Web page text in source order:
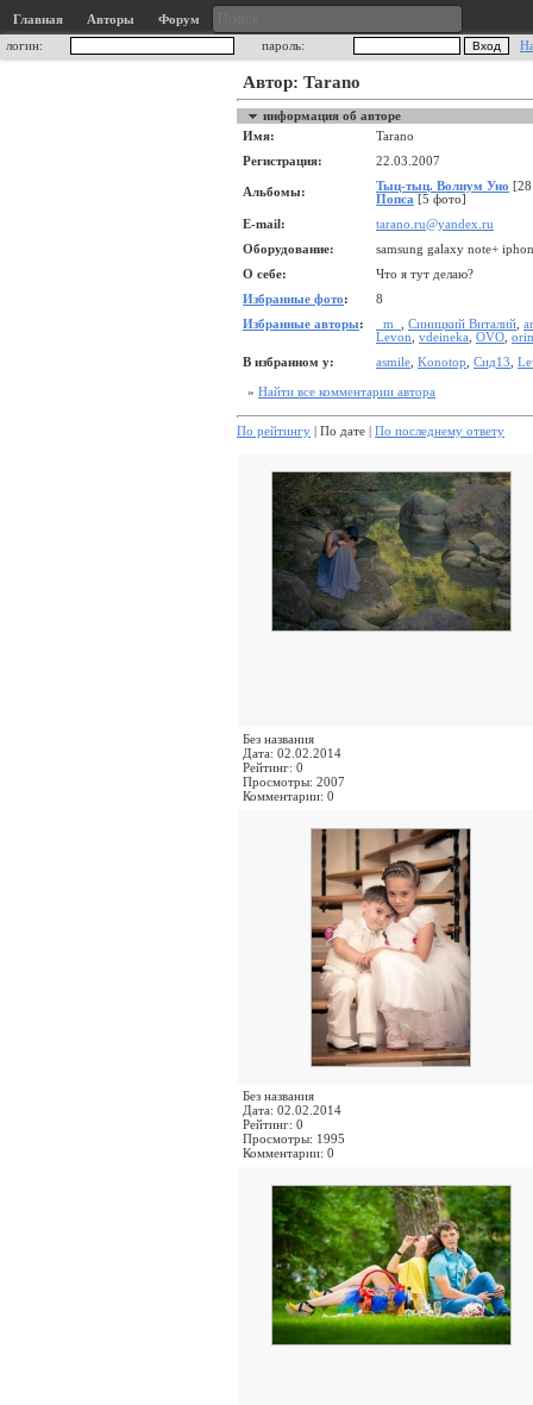
Главная Авторы
Форум
логин:
пароль:
Автор: Tarano
информация об авторе
Имя:
Tarano
Регистрация:
22.03.2007
Альбомы: Тыц-тыц. Волиум Уно
Попса [5 фото]
E-mail:
tarano.ru@yandex.ru
Оборудование:
samsung galaxy note+
О себе:
Что я тут делаю?
Избранные фото:
8
Избранные авторы: _m_ Синицкий Виталий
Levon
vdeineka OVO orin
В избранном у:
asmile Konotop Сид13
» Найти все комментарии автора
По рейтингу | По дате | По последнему ответу
Без названия
Дата: 02.02.2014
Рейтинг: 0
Просмотры: 2007
Комментарии: 0
Без названия
Дата: 02.02.2014
Рейтинг: 0
Просмотры: 1995
Комментарии: 0